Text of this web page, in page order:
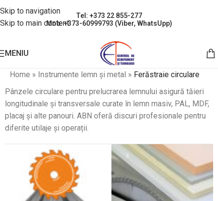
Skip to navigation
Skip to main content
Tel: +373 22 855-277
Mob: +373-60999793 (Viber, WhatsUpp)
MENIU
Home » Instrumente lemn și metal » Ferăstraie circulare
Pânzele circulare pentru prelucrarea lemnului asigură tăieri
longitudinale și transversale curate în lemn masiv, PAL, MDF,
placaj și alte panouri. ABN oferă discuri profesionale pentru
diferite utilaje și operații.